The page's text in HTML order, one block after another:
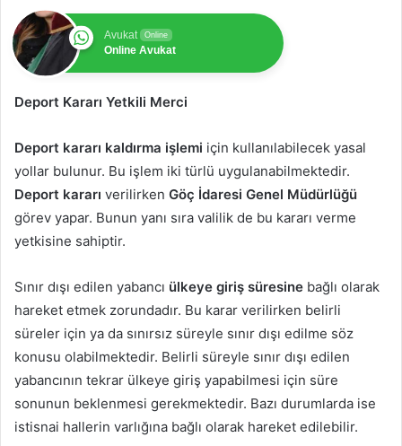
Avukat Online
Online Avukat
Deport Kararı Yetkili Merci
Deport kararı kaldırma işlemi için kullanılabilecek yasal
yollar bulunur. Bu işlem iki türlü uygulanabilmektedir.
Deport kararı verilirken Göç İdaresi Genel Müdürlüğü
görev yapar. Bunun yanı sıra valilik de bu kararı verme
yetkisine sahiptir.
Sınır dışı edilen yabancı ülkeye giriş süresine bağlı olarak
hareket etmek zorundadır. Bu karar verilirken belirli
süreler için ya da sınırsız süreyle sınır dışı edilme söz
konusu olabilmektedir. Belirli süreyle sınır dışı edilen
yabancının tekrar ülkeye giriş yapabilmesi için süre
sonunun beklenmesi gerekmektedir. Bazı durumlarda ise
istisnai hallerin varlığına bağlı olarak hareket edilebilir.